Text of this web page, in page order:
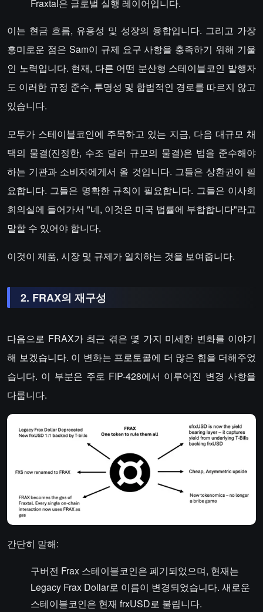
Fraxtal은 글로벌 실행 레이어입니다.
이는 현금 흐름, 유용성 및 성장의 융합입니다. 그리고 가장
흥미로운 점은 Sam이 규제 요구 사항을 충족하기 위해 기울
인 노력입니다. 현재, 다른 어떤 분산형 스테이블코인 발행자
도 이러한 규정 준수, 투명성 및 합법적인 경로를 따르지 않고
있습니다.
모두가 스테이블코인에 주목하고 있는 지금, 다음 대규모 채
택의 물결(진정한, 수조 달러 규모의 물결)은 법을 준수해야
하는 기관과 소비자에게서 올 것입니다. 그들은 상환권이 필
요합니다. 그들은 명확한 규칙이 필요합니다. 그들은 이사회
회의실에 들어가서 "네, 이것은 미국 법률에 부합합니다"라고
말할 수 있어야 합니다.
이것이 제품, 시장 및 규제가 일치하는 것을 보여줍니다.
2. FRAX의 재구성
다음으로 FRAX가 최근 겪은 몇 가지 미세한 변화를 이야기
해 보겠습니다. 이 변화는 프로토콜에 더 많은 힘을 더해주었
습니다. 이 부분은 주로 FIP-428에서 이루어진 변경 사항을
다룹니다.
간단히 말해:
구버전 Frax 스테이블코인은 폐기되었으며, 현재는
Legacy Frax Dollar로 이름이 변경되었습니다. 새로운
스테이블코인은 현재 frxUSD로 불립니다.